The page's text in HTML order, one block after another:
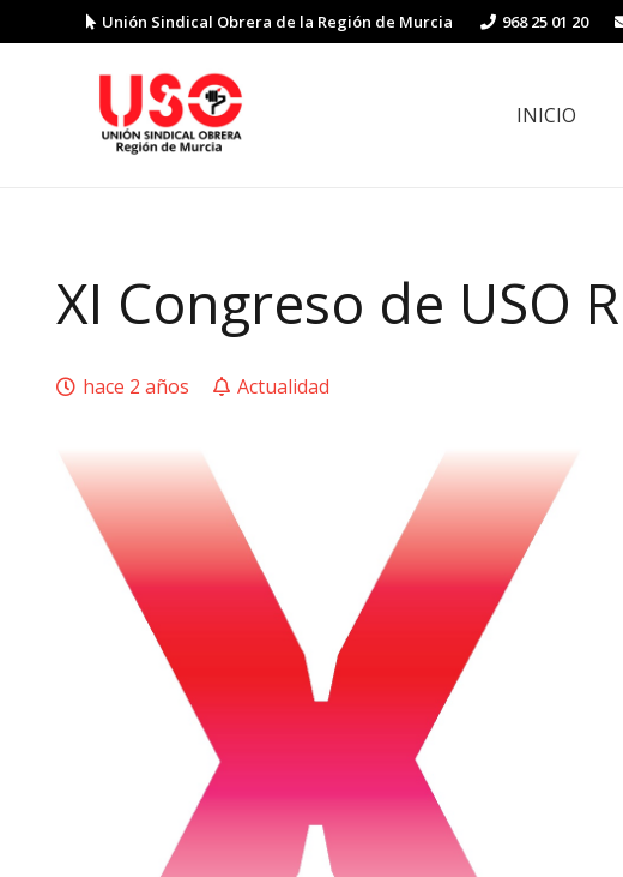
Unión Sindical Obrera de la Región de Murcia 968 25 01 20
INICIO
XI Congreso de USO
hace 2 años Actualidad